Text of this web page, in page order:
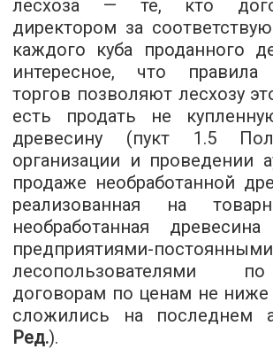
лесхоза — те, кто
директором за
каждого куба проданного
интересное, что правила
торгов позволяют лесхозу
есть продать не
древесину (пукт 1.5
организации и проведении
продаже необработанной
реализованная на
необработанная древесина
предприятиями-постоянными
лесопользователями
договорам по ценам не ниже
сложились на последнем
Ред.).